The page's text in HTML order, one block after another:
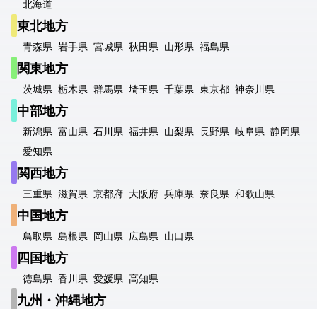
北海道
東北地方
青森県 岩手県 宮城県 秋田県 山形県 福島県
関東地方
茨城県 栃木県 群馬県 埼玉県 千葉県 東京都 神奈川県
中部地方
新潟県 富山県 石川県 福井県 山梨県 長野県 岐阜県 静岡県
愛知県
関西地方
三重県 滋賀県 京都府 大阪府 兵庫県 奈良県 和歌山県
中国地方
鳥取県 島根県 岡山県 広島県 山口県
四国地方
徳島県 香川県 愛媛県 高知県
九州・沖縄地方